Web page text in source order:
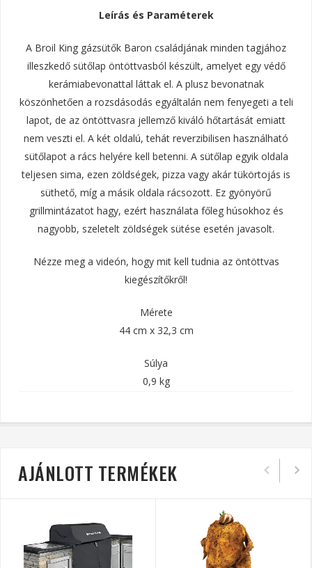
Leírás és Paraméterek
A Broil King gázsütők Baron családjának minden tagjához
illeszkedő sütőlap öntöttvasból készült, amelyet egy védő
kerámiabevonattal láttak el. A plusz bevonatnak
köszönhetően a rozsdásodás egyáltalán nem fenyegeti a teli
lapot, de az öntöttvasra jellemző kiváló hőtartását emiatt
nem veszti el. A két oldalú, tehát reverzibilisen használható
sütőlapot a rács helyére kell betenni. A sütőlap egyik oldala
teljesen sima, ezen zöldségek, pizza vagy akár tükörtojás is
süthető, míg a másik oldala rácsozott. Ez gyönyörű
grillmintázatot hagy, ezért használata főleg húsokhoz és
nagyobb, szeletelt zöldségek sütése esetén javasolt.
Nézze meg a videón, hogy mit kell tudnia az öntöttvas
kiegészítőkről!
Mérete
44 cm x 32,3 cm
Súlya
0,9 kg
AJÁNLOTT TERMÉKEK